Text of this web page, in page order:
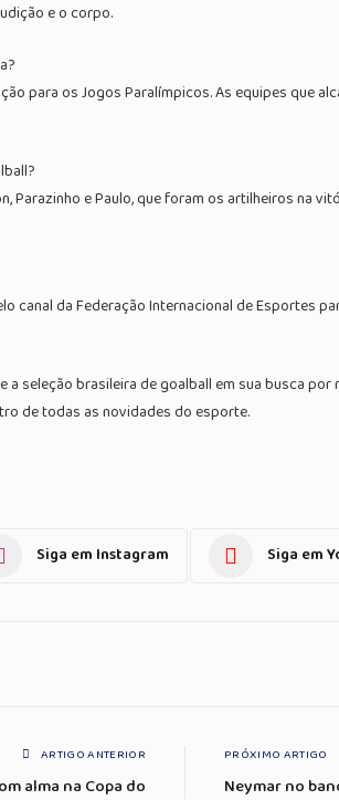
e o corpo.
para os Jogos Paralímpicos. As equipes que
e Paulo, que foram os artilheiros na
da Federação Internacional de Esportes
seleção brasileira de goalball em sua busca
de todas as novidades do esporte.
Siga em Instagram Siga em
ARTIGO ANTERIOR
alma na Copa do
PRÓXIMO ARTIGO
Neymar no